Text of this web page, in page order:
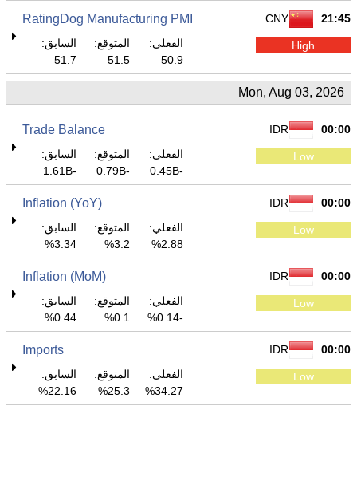
21:45
CNY
RatingDog Manufacturing PMI
High
الفعلي:
50.9
المتوقع:
51.5
السابق:
51.7
Mon, Aug 03, 2026
00:00
IDR
Trade Balance
Low
الفعلي:
-0.45B
المتوقع:
-0.79B
السابق:
-1.61B
00:00
IDR
Inflation (YoY)
Low
الفعلي:
2.88%
المتوقع:
3.2%
السابق:
3.34%
00:00
IDR
Inflation (MoM)
Low
الفعلي:
-0.14%
المتوقع:
0.1%
السابق:
0.44%
00:00
IDR
Imports
Low
الفعلي:
34.27%
المتوقع:
25.3%
السابق:
22.16%